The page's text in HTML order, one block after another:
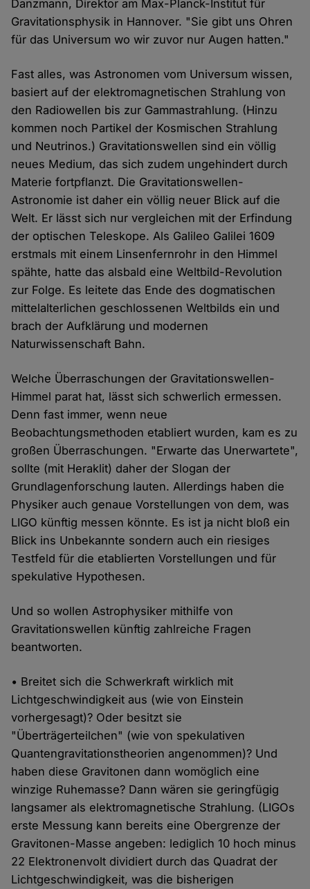
Danzmann, Direktor am Max-Planck-Institut für
Gravitationsphysik in Hannover. "Sie gibt uns Ohren
für das Universum wo wir zuvor nur Augen hatten."
Fast alles, was Astronomen vom Universum wissen,
basiert auf der elektromagnetischen Strahlung von
den Radiowellen bis zur Gammastrahlung. (Hinzu
kommen noch Partikel der Kosmischen Strahlung
und Neutrinos.) Gravitationswellen sind ein völlig
neues Medium, das sich zudem ungehindert durch
Materie fortpflanzt. Die Gravitationswellen-
Astronomie ist daher ein völlig neuer Blick auf die
Welt. Er lässt sich nur vergleichen mit der Erfindung
der optischen Teleskope. Als Galileo Galilei 1609
erstmals mit einem Linsenfernrohr in den Himmel
spähte, hatte das alsbald eine Weltbild-Revolution
zur Folge. Es leitete das Ende des dogmatischen
mittelalterlichen geschlossenen Weltbilds ein und
brach der Aufklärung und modernen
Naturwissenschaft Bahn.
Welche Überraschungen der Gravitationswellen-
Himmel parat hat, lässt sich schwerlich ermessen.
Denn fast immer, wenn neue
Beobachtungsmethoden etabliert wurden, kam es zu
großen Überraschungen. "Erwarte das Unerwartete",
sollte (mit Heraklit) daher der Slogan der
Grundlagenforschung lauten. Allerdings haben die
Physiker auch genaue Vorstellungen von dem, was
LIGO künftig messen könnte. Es ist ja nicht bloß ein
Blick ins Unbekannte sondern auch ein riesiges
Testfeld für die etablierten Vorstellungen und für
spekulative Hypothesen.
Und so wollen Astrophysiker mithilfe von
Gravitationswellen künftig zahlreiche Fragen
beantworten.
• Breitet sich die Schwerkraft wirklich mit
Lichtgeschwindigkeit aus (wie von Einstein
vorhergesagt)? Oder besitzt sie
"Überträgerteilchen" (wie von spekulativen
Quantengravitationstheorien angenommen)? Und
haben diese Gravitonen dann womöglich eine
winzige Ruhemasse? Dann wären sie geringfügig
langsamer als elektromagnetische Strahlung. (LIGOs
erste Messung kann bereits eine Obergrenze der
Gravitonen-Masse angeben: lediglich 10 hoch minus
22 Elektronenvolt dividiert durch das Quadrat der
Lichtgeschwindigkeit, was die bisherigen